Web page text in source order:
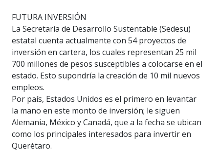
FUTURA INVERSIÓN
La Secretaría de Desarrollo Sustentable (Sedesu)
estatal cuenta actualmente con 54 proyectos de
inversión en cartera, los cuales representan 25 mil
700 millones de pesos susceptibles a colocarse en el
estado. Esto supondría la creación de 10 mil nuevos
empleos.
Por país, Estados Unidos es el primero en levantar
la mano en este monto de inversión; le siguen
Alemania, México y Canadá, que a la fecha se ubican
como los principales interesados para invertir en
Querétaro.